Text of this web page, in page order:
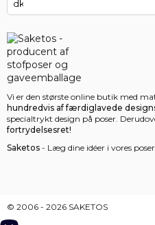
Vi er den største online butik med
hundredvis af færdiglavede
specialtrykt design på poser.
fortrydelsesret!
Saketos - Læg dine idéer i vores poser
© 2006 - 2026 SAKETOS